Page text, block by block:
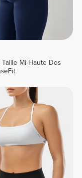
Mi-Haute Dos